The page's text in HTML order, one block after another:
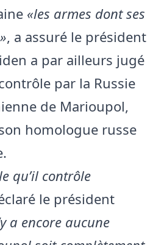
«les armes dont ses
, a assuré le président
a par ailleurs jugé
par la Russie
de Marioupol,
homologue russe
qu’il contrôle
le président
a encore aucune